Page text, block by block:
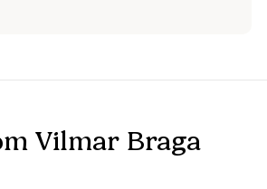
mais antes de voltar para as
Vilmar Braga